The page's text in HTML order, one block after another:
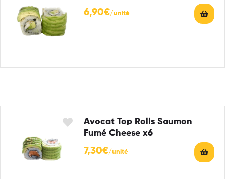
6,90€
Avocat Top Rolls Saumon
Fumé Cheese x6
7,30€